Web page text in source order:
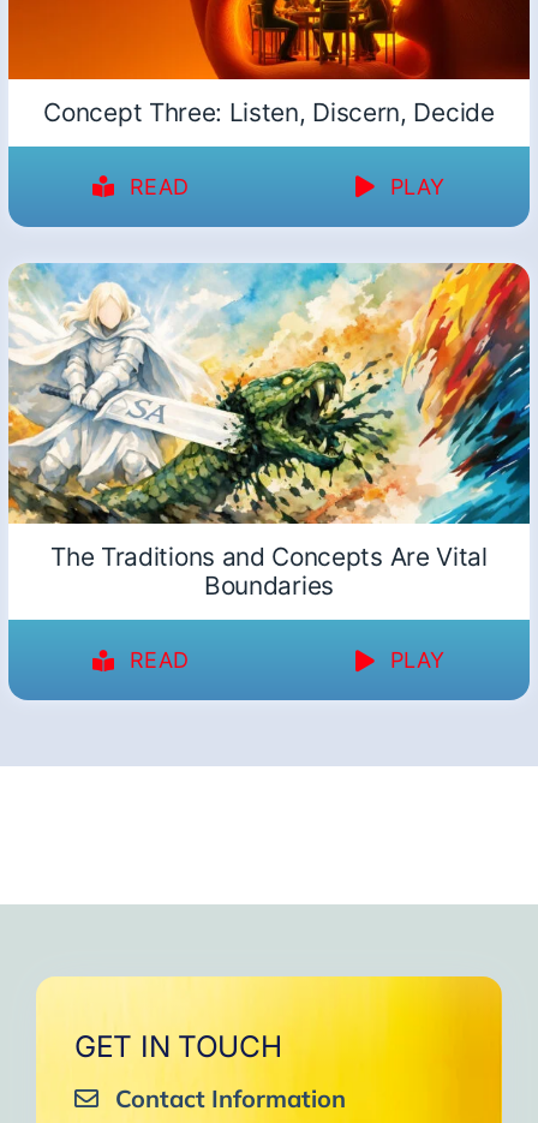
Concept Three: Listen, Discern, Decide
READ PLAY
The Traditions and Concepts Are Vital
Boundaries
READ PLAY
GET IN TOUCH
Contact Information